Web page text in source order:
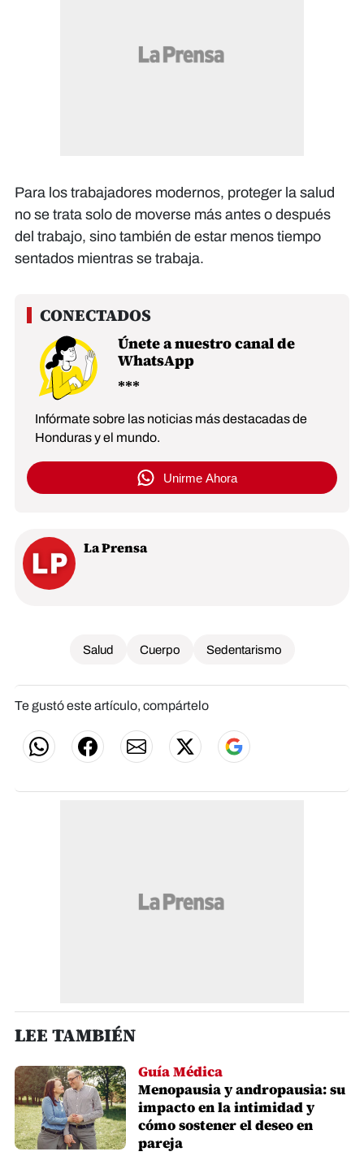
Para los trabajadores modernos, proteger la salud
no se trata solo de moverse más antes o después
del trabajo, sino también de estar menos tiempo
sentados mientras se trabaja.
Únete a nuestro canal de
WhatsApp
Infórmate sobre las noticias más destacadas de
Honduras y el mundo.
Unirme Ahora
La Prensa
Salud Cuerpo Sedentarismo
Te gustó este artículo, compártelo
LEE TAMBIÉN
Guía Médica
Menopausia y andropausia: su
impacto en la intimidad y
cómo sostener el deseo en
pareja